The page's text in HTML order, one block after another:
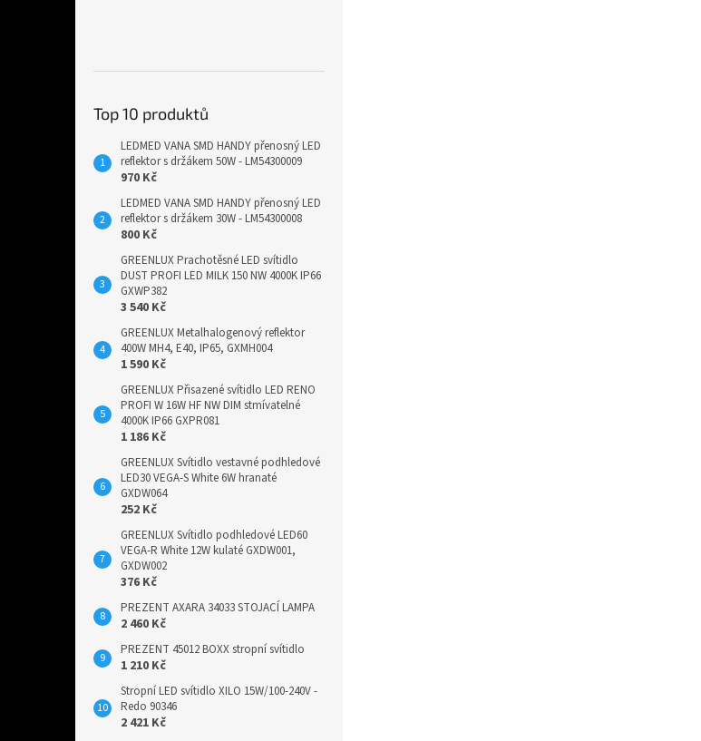
Top 10 produktů
LEDMED VANA SMD HANDY přenosný LED
reflektor s držákem 50W - LM54300009
970 Kč
LEDMED VANA SMD HANDY přenosný LED
reflektor s držákem 30W - LM54300008
800 Kč
GREENLUX Prachotěsné LED svítidlo
DUST PROFI LED MILK 150 NW 4000K IP66
GXWP382
3 540 Kč
GREENLUX Metalhalogenový reflektor
400W MH4, E40, IP65, GXMH004
1 590 Kč
GREENLUX Přisazené svítidlo LED RENO
PROFI W 16W HF NW DIM stmívatelné
4000K IP66 GXPR081
1 186 Kč
GREENLUX Svítidlo vestavné podhledové
LED30 VEGA-S White 6W hranaté
GXDW064
252 Kč
GREENLUX Svítidlo podhledové LED60
VEGA-R White 12W kulaté GXDW001,
GXDW002
376 Kč
PREZENT AXARA 34033 STOJACÍ LAMPA
2 460 Kč
PREZENT 45012 BOXX stropní svítidlo
1 210 Kč
Stropní LED svítidlo XILO 15W/100-240V -
Redo 90346
2 421 Kč